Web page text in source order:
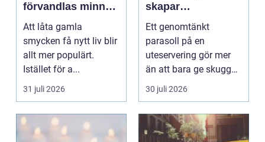
förvandlas minnen
till nya favoriter
Att låta gamla
smycken få nytt liv blir
allt mer populärt.
Istället för a...
31 juli 2026
skapar
uteserveringen rätt
känsla året runt
Ett genomtänkt
parasoll på en
uteservering gör mer
än att bara ge skugga.
Det påverkar hur länge
gäs...
30 juli 2026